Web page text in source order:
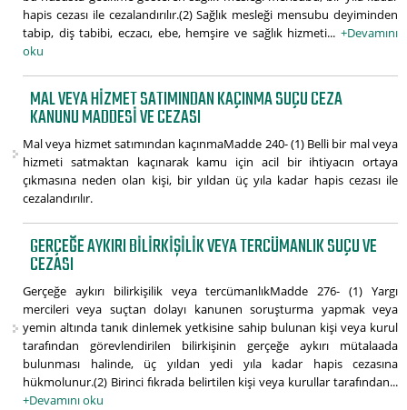
hapis cezası ile cezalandırılır.(2) Sağlık mesleği mensubu deyiminden
tabip, diş tabibi, eczacı, ebe, hemşire ve sağlık hizmeti... +Devamını
oku
MAL VEYA HIZMET SATIMINDAN KAÇINMA SUÇU CEZA
KANUNU MADDESI VE CEZASI
Mal veya hizmet satımından kaçınmaMadde 240- (1) Belli bir mal veya
hizmeti satmaktan kaçınarak kamu için acil bir ihtiyacın ortaya
çıkmasına neden olan kişi, bir yıldan üç yıla kadar hapis cezası ile
cezalandırılır.
GERÇEĞE AYKIRI BILIRKIŞILIK VEYA TERCÜMANLIK SUÇU VE
CEZASI
Gerçeğe aykırı bilirkişilik veya tercümanlıkMadde 276- (1) Yargı
mercileri veya suçtan dolayı kanunen soruşturma yapmak veya
yemin altında tanık dinlemek yetkisine sahip bulunan kişi veya kurul
tarafından görevlendirilen bilirkişinin gerçeğe aykırı mütalaada
bulunması halinde, üç yıldan yedi yıla kadar hapis cezasına
hükmolunur.(2) Birinci fıkrada belirtilen kişi veya kurullar tarafından...
+Devamını oku